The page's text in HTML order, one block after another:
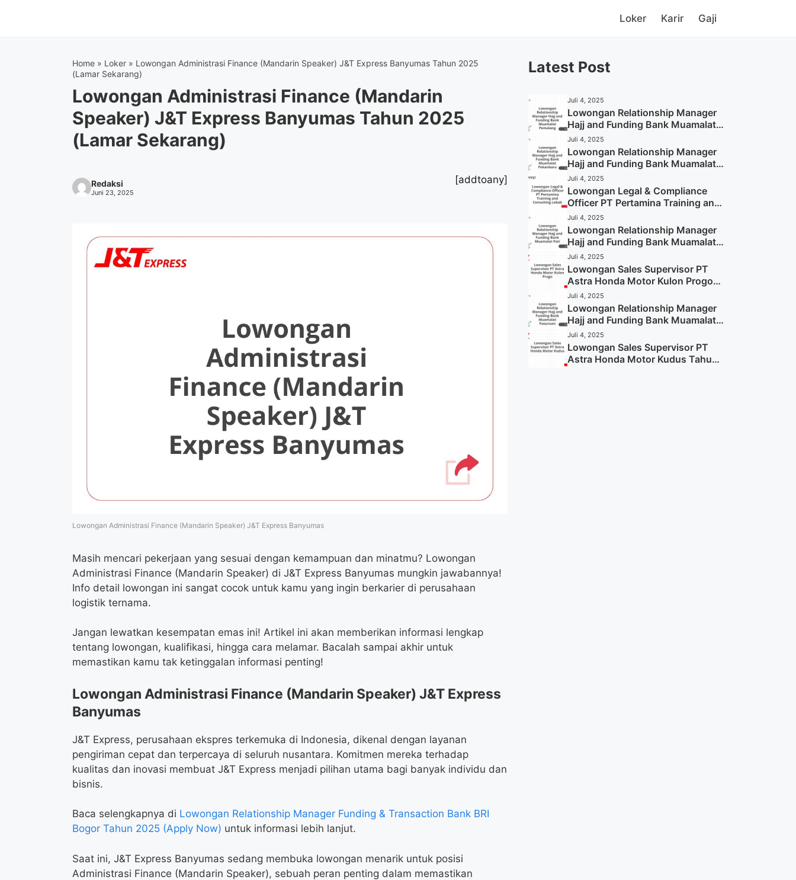
Loker Karir Gaji
Home » Loker » Lowongan Administrasi Finance (Mandarin Speaker) J&T Express Banyumas Tahun 2025
(Lamar Sekarang)
Lowongan Administrasi Finance (Mandarin
Speaker) J&T Express Banyumas Tahun 2025
(Lamar Sekarang)
Redaksi
Juni 23, 2025
[addtoany]
Lowongan Administrasi Finance (Mandarin Speaker) J&T Express Banyumas
Masih mencari pekerjaan yang sesuai dengan kemampuan dan minatmu? Lowongan
Administrasi Finance (Mandarin Speaker) di J&T Express Banyumas mungkin jawabannya!
Info detail lowongan ini sangat cocok untuk kamu yang ingin berkarier di perusahaan
logistik ternama.
Jangan lewatkan kesempatan emas ini! Artikel ini akan memberikan informasi lengkap
tentang lowongan, kualifikasi, hingga cara melamar. Bacalah sampai akhir untuk
memastikan kamu tak ketinggalan informasi penting!
Lowongan Administrasi Finance (Mandarin Speaker) J&T Express
Banyumas
J&T Express, perusahaan ekspres terkemuka di Indonesia, dikenal dengan layanan
pengiriman cepat dan terpercaya di seluruh nusantara. Komitmen mereka terhadap
kualitas dan inovasi membuat J&T Express menjadi pilihan utama bagi banyak individu dan
bisnis.
Baca selengkapnya di Lowongan Relationship Manager Funding & Transaction Bank BRI
Bogor Tahun 2025 (Apply Now) untuk informasi lebih lanjut.
Saat ini, J&T Express Banyumas sedang membuka lowongan menarik untuk posisi
Administrasi Finance (Mandarin Speaker), sebuah peran penting dalam memastikan
Latest Post
Juli 4, 2025
Lowongan Relationship Manager
Hajj and Funding Bank Muamalat
Pemalang Tahun 2025
Juli 4, 2025
Lowongan Relationship Manager
Hajj and Funding Bank Muamalat
Pekanbaru Tahun 2025 (Apply
Now)
Juli 4, 2025
Lowongan Legal & Compliance
Officer PT Pertamina Training and
Consulting Lebak Tahun 2025
(Apply Now)
Juli 4, 2025
Lowongan Relationship Manager
Hajj and Funding Bank Muamalat
Pati Tahun 2025 (Lamar
Sekarang)
Juli 4, 2025
Lowongan Sales Supervisor PT
Astra Honda Motor Kulon Progo
Tahun 2025 (Resmi)
Juli 4, 2025
Lowongan Relationship Manager
Hajj and Funding Bank Muamalat
Pasuruan Tahun 2025 (Apply
Now)
Juli 4, 2025
Lowongan Sales Supervisor PT
Astra Honda Motor Kudus Tahun